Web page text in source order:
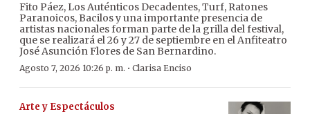
Fito Páez, Los Auténticos Decadentes, Turf, Ratones
Paranoicos, Bacilos y una importante presencia de
artistas nacionales forman parte de la grilla del festival,
que se realizará el 26 y 27 de septiembre en el Anfiteatro
José Asunción Flores de San Bernardino.
Agosto 7, 2026 10:26 p. m. · Clarisa Enciso
Arte y Espectáculos